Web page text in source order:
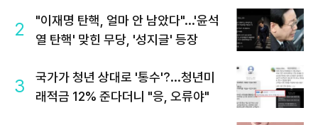
2
"이재명 탄핵, 얼마 안 남았다"...'윤석
열 탄핵' 맞힌 무당, '성지글' 등장
3
국가가 청년 상대로 '통수'?...청년미
래적금 12% 준다더니 "응, 오류야"